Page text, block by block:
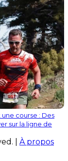
course : Des
sur la ligne de
| À propos